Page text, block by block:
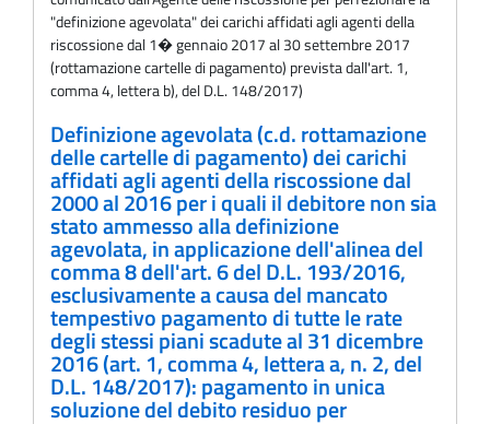
"definizione agevolata" dei carichi affidati agli agenti della
riscossione dal 1� gennaio 2017 al 30 settembre 2017
(rottamazione cartelle di pagamento) prevista dall'art. 1,
comma 4, lettera b), del D.L. 148/2017)
Definizione agevolata (c.d. rottamazione
delle cartelle di pagamento) dei carichi
affidati agli agenti della riscossione dal
2000 al 2016 per i quali il debitore non sia
stato ammesso alla definizione
agevolata, in applicazione dell'alinea del
comma 8 dell'art. 6 del D.L. 193/2016,
esclusivamente a causa del mancato
tempestivo pagamento di tutte le rate
degli stessi piani scadute al 31 dicembre
2016 (art. 1, comma 4, lettera a, n. 2, del
D.L. 148/2017): pagamento in unica
soluzione del debito residuo per